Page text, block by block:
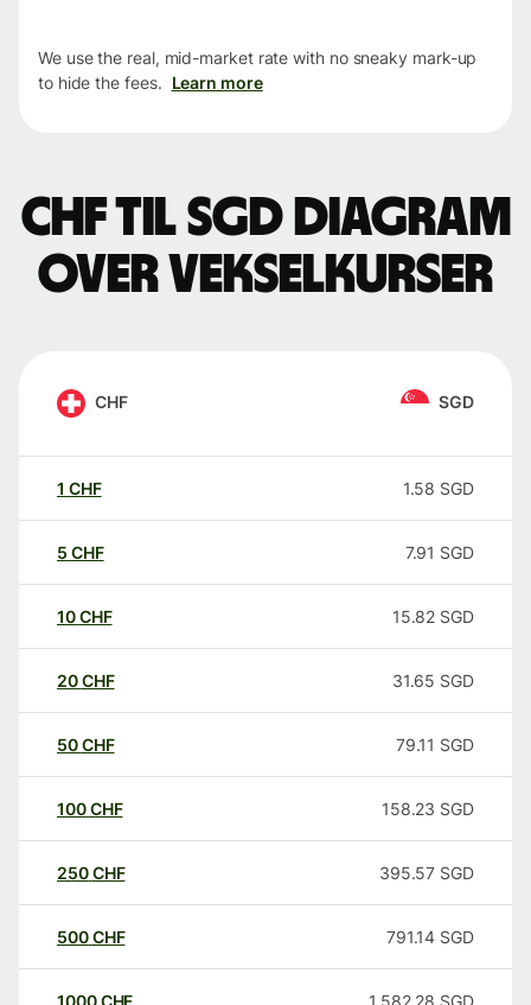
We use the real, mid-market rate with no sneaky mark-up
to hide the fees. Learn more
CHF til SGD Diagram
over vekselkurser
CHF SGD
1 CHF 1.58 SGD
5 CHF 7.91 SGD
10CHF 15.82 SGD
20CHF 31.65 SGD
50CHF 79.11 SGD
100CHF 158.23 SGD
250CHF 395.57 SGD
500CHF 791.14 SGD